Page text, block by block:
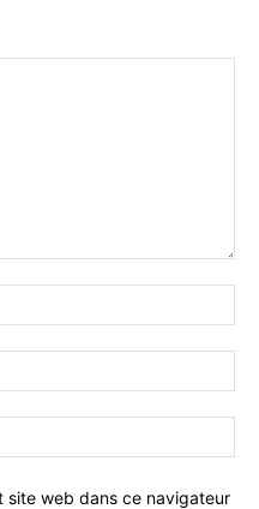
site web dans ce navigateur